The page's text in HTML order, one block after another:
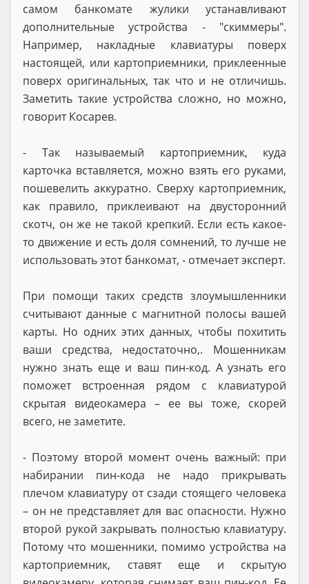
самом банкомате жулики устанавливают
дополнительные устройства - "скиммеры".
Например, накладные клавиатуры поверх
настоящей, или картоприемники, приклеенные
поверх оригинальных, так что и не отличишь.
Заметить такие устройства сложно, но можно,
говорит Косарев.
- Так называемый картоприемник, куда
карточка вставляется, можно взять его руками,
пошевелить аккуратно. Сверху картоприемник,
как правило, приклеивают на двусторонний
скотч, он же не такой крепкий. Если есть какое-
то движение и есть доля сомнений, то лучше не
использовать этот банкомат, - отмечает эксперт.
При помощи таких средств злоумышленники
считывают данные с магнитной полосы вашей
карты. Но одних этих данных, чтобы похитить
ваши средства, недостаточно,. Мошенникам
нужно знать еще и ваш пин-код. А узнать его
поможет встроенная рядом с клавиатурой
скрытая видеокамера – ее вы тоже, скорей
всего, не заметите.
- Поэтому второй момент очень важный: при
набирании пин-кода не надо прикрывать
плечом клавиатуру от сзади стоящего человека
– он не представляет для вас опасности. Нужно
второй рукой закрывать полностью клавиатуру.
Потому что мошенники, помимо устройства на
картоприемник, ставят еще и скрытую